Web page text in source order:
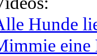
Hunde